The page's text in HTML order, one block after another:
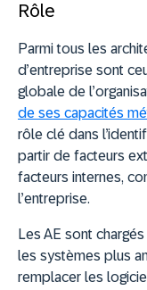
Rôle
Parmi tous les
d’entreprise sont
globale de
de ses capacités
rôle clé dans
partir de facteurs
facteurs internes,
l’entreprise.
Les AE sont
les systèmes plus
remplacer les